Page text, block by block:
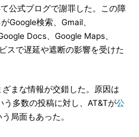
公式ブログで謝罪した。この障
Google検索、Gmail、
Docs、Google Maps、
スで遅延や遮断の影響を受けた
まな情報が交錯した。原因は
う多数の投稿に対し、AT&Tが公
局面もあった。